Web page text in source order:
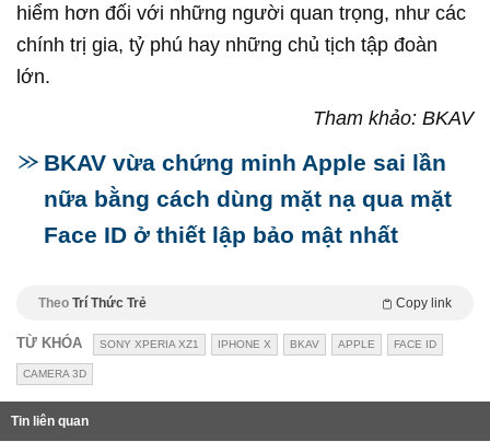
hiểm hơn đối với những người quan trọng, như các
chính trị gia, tỷ phú hay những chủ tịch tập đoàn
lớn.
Tham khảo: BKAV
BKAV vừa chứng minh Apple sai lần
nữa bằng cách dùng mặt nạ qua mặt
Face ID ở thiết lập bảo mật nhất
Theo Trí Thức Trẻ Copy link
TỪ KHÓA SONY XPERIA XZ1 IPHONE X BKAV APPLE FACE ID
CAMERA 3D
Tin liên quan